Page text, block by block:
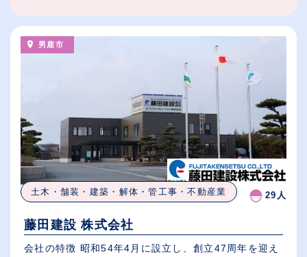
男鹿市
土木・舗装・建築・解体・管工事・不動産業 29人
藤田建設 株式会社
会社の特徴 昭和54年4月に設立し、創立47周年を迎え